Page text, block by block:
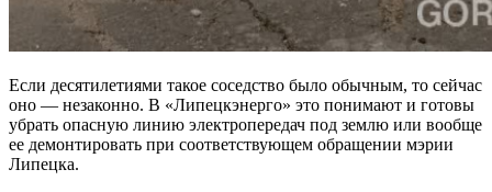
Если десятилетиями такое соседство было обычным, то сейчас
оно — незаконно. В «Липецкэнерго» это понимают и готовы
убрать опасную линию электропередач под землю или вообще
ее демонтировать при соответствующем обращении мэрии
Липецка.